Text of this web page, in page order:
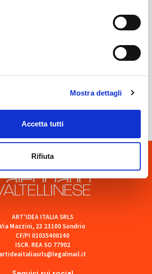
Mostra dettagli
Accetta tutti
Rifiuta
Onoranze Funebri
ART'IDEA ITALIA SRLS
Via Mazzini, 23 23100 Sondrio
CF/PI 01035400140
ISCR. REA SO 77902
artideaitaliasrls@legalmail.it